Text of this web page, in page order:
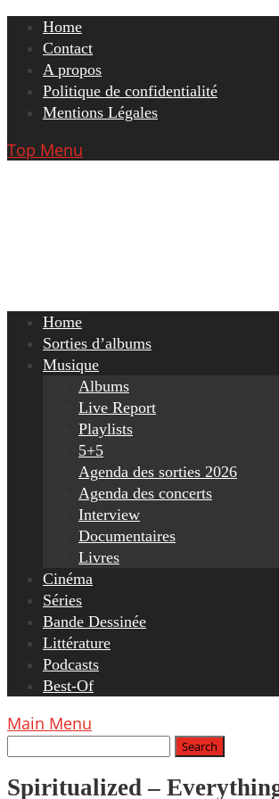
Skip
content
Home
Contact
A propos
Politique de confidentialité
Mentions Légales
Top Menu
Home
Sorties d’albums
Musique
Albums
Live Report
Playlists
5+5
Agenda des sorties 2026
Agenda des concerts
Interview
Documentaires
Livres
Cinéma
Séries
Bande Dessinée
Littérature
Podcasts
Best-Of
Main Menu
Spiritualized –